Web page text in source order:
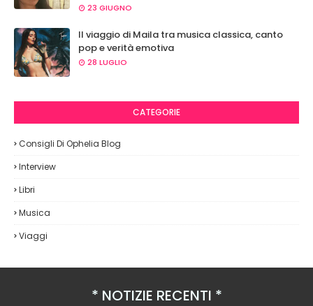
23 GIUGNO
Il viaggio di Maila tra musica classica, canto
pop e verità emotiva
28 LUGLIO
CATEGORIE
Consigli Di Ophelia Blog
Interview
Libri
Musica
Viaggi
NOTIZIE RECENTI